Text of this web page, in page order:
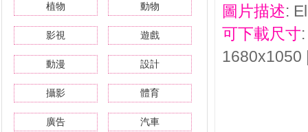
植物 動物
影視 遊戲
動漫 設計
攝影 體育
廣告 汽車
圖片描述:
可下載尺寸
1680x1050